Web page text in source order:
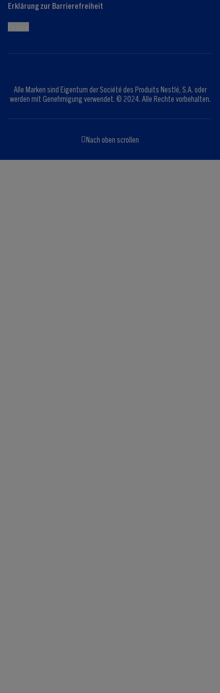
Erklärung zur Barrierefreiheit
Alle Marken sind Eigentum der Société des Produits Nestlé, S.A. oder
werden mit Genehmigung verwendet. © 2024. Alle Rechte vorbehalten.
Nach oben scrollen